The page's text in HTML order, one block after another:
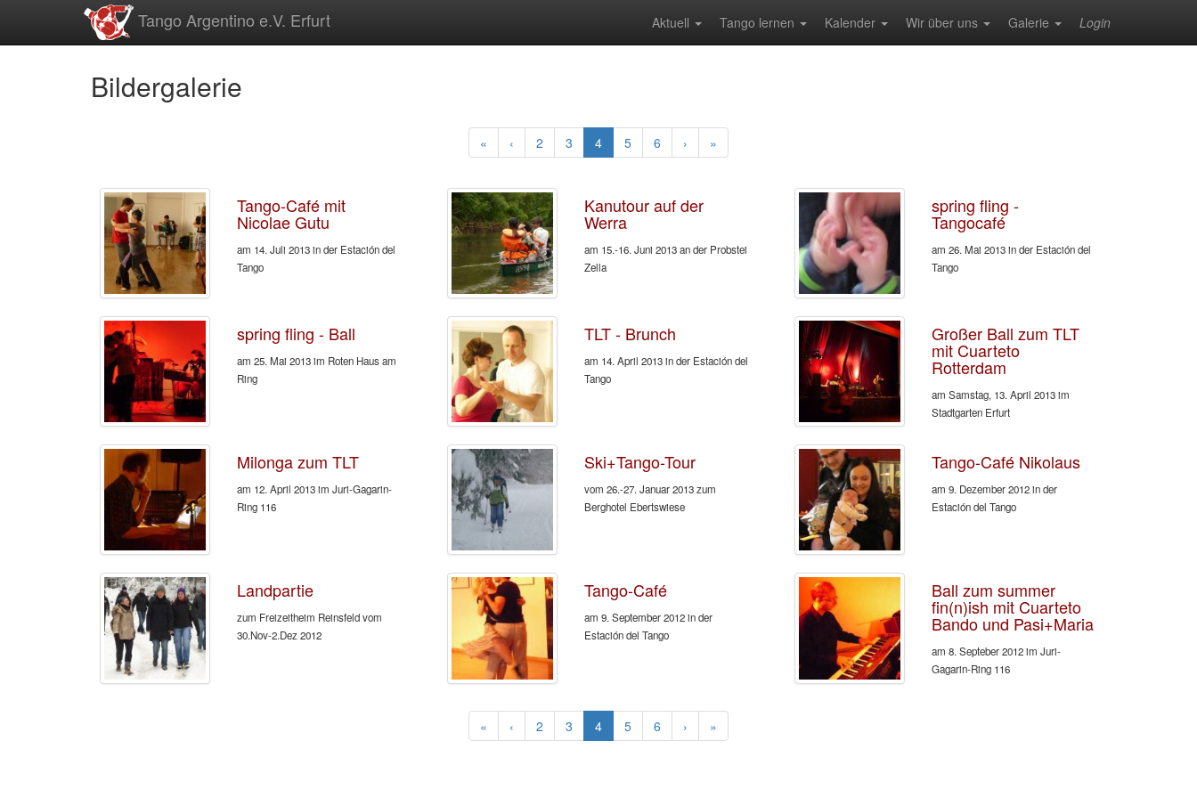
Tango Argentino e.V. Erfurt Aktuell Tango lernen Kalender Wir über uns Galerie Login
Bildergalerie
« ‹ 2 3 4(current)
5 6 › »
Tango-Café mit
Nicolae Gutu
am 14. Juli 2013 in der Estación del
Tango
Kanutour auf der
Werra
am 15.-16. Juni 2013 an der Probstei
Zella
spring fling -
Tangocafé
am 26. Mai 2013 in der Estación del
Tango
spring fling - Ball
am 25. Mai 2013 im Roten Haus am
Ring
TLT - Brunch
am 14. April 2013 in der Estación del
Tango
Großer Ball zum TLT
mit Cuarteto
Rotterdam
am Samstag, 13. April 2013 im
Stadtgarten Erfurt
Milonga zum TLT
am 12. April 2013 im Juri-Gagarin-
Ring 116
Ski+Tango-Tour
vom 26.-27. Januar 2013 zum
Berghotel Ebertswiese
Tango-Café Nikolaus
am 9. Dezember 2012 in der
Estación del Tango
Landpartie
zum Freizeitheim Reinsfeld vom
30.Nov-2.Dez 2012
Tango-Café
am 9. September 2012 in der
Estación del Tango
Ball zum summer
fin(n)ish mit Cuarteto
Bando und Pasi+Maria
am 8. Septeber 2012 im Juri-
Gagarin-Ring 116
« ‹ 2 3 4(current)
5 6 › »